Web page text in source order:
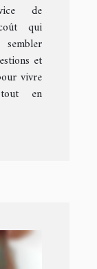
de
qui
et
vivre
tout en